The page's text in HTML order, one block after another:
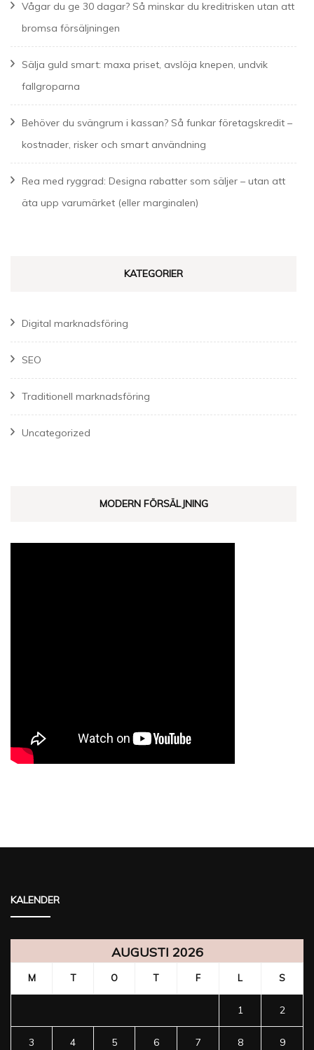
Vågar du ge 30 dagar? Så minskar du kreditrisken utan att
bromsa försäljningen
Sälja guld smart: maxa priset, avslöja knepen, undvik
fallgroparna
Behöver du svängrum i kassan? Så funkar företagskredit –
kostnader, risker och smart användning
Rea med ryggrad: Designa rabatter som säljer – utan att
äta upp varumärket (eller marginalen)
KATEGORIER
Digital marknadsföring
SEO
Traditionell marknadsföring
Uncategorized
MODERN FÖRSÄLJNING
KALENDER
AUGUSTI 2026
M T O T F L S
1 2
3 4 5 6 7 8 9